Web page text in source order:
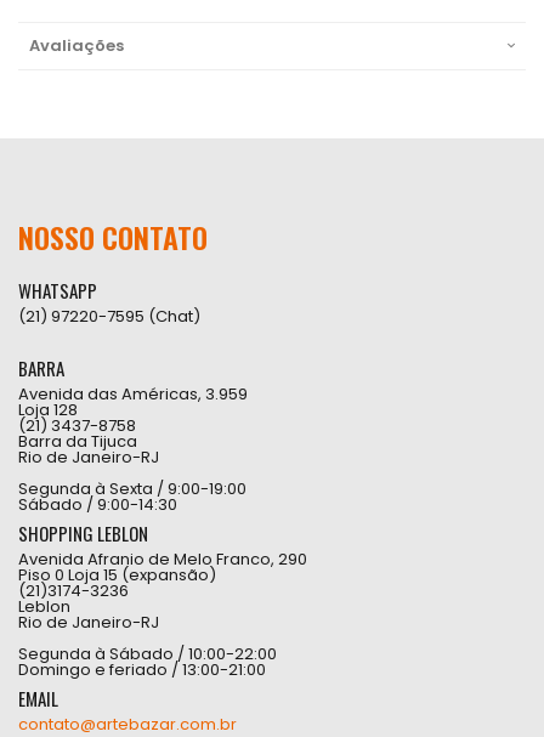
Avaliações
NOSSO CONTATO
WHATSAPP
(21) 97220-7595 (Chat)
BARRA
Avenida das Américas, 3.959
Loja 128
(21) 3437-8758
Barra da Tijuca
Rio de Janeiro-RJ
Segunda à Sexta / 9:00-19:00
Sábado / 9:00-14:30
SHOPPING LEBLON
Avenida Afranio de Melo Franco, 290
Piso 0 Loja 15 (expansão)
(21)3174-3236
Leblon
Rio de Janeiro-RJ
Segunda à Sábado / 10:00-22:00
Domingo e feriado / 13:00-21:00
EMAIL
contato@artebazar.com.br